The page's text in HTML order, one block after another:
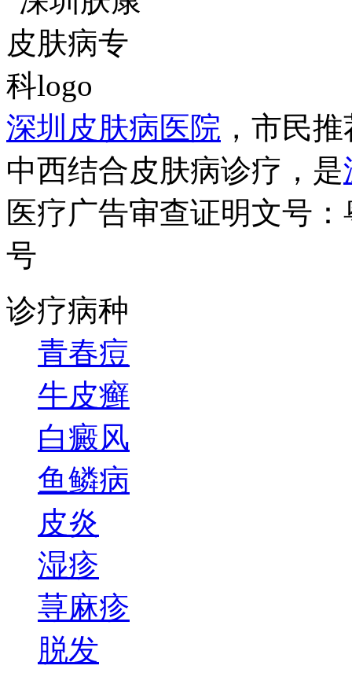
深圳皮肤病医院 ，市民
中西结合皮肤病诊疗，是
医疗广告审查证明文号
号
诊疗病种
青春痘
牛皮癣
白癜风
鱼鳞病
皮炎
湿疹
荨麻疹
脱发